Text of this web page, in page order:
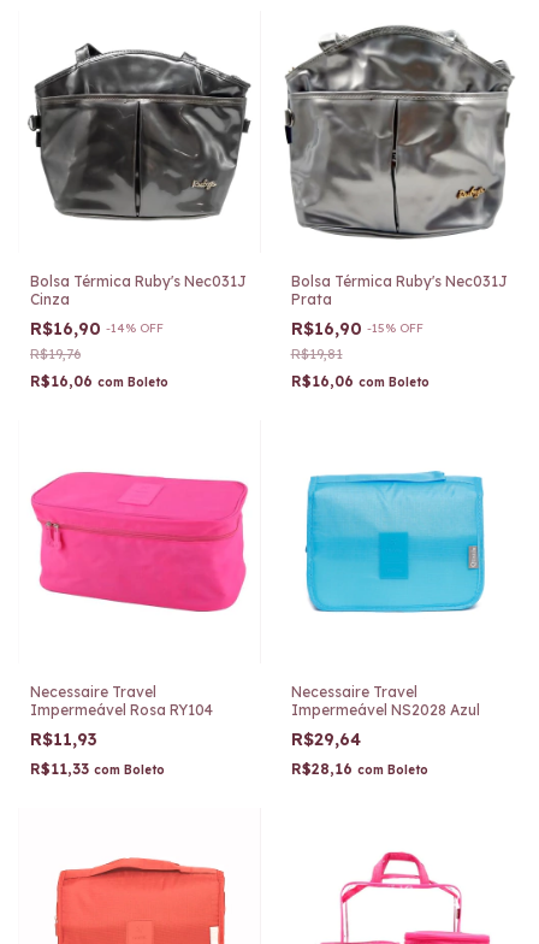
Bolsa Térmica Ruby's Nec031J
Cinza
R$16,90 -14% OFF
R$19,76
R$16,06 com Boleto
Bolsa Térmica Ruby's Nec031J
Prata
R$16,90 -15% OFF
R$19,81
R$16,06 com Boleto
Necessaire Travel
Impermeável Rosa RY104
R$11,93
R$11,33 com Boleto
Necessaire Travel
Impermeável NS2028 Azul
R$29,64
R$28,16 com Boleto